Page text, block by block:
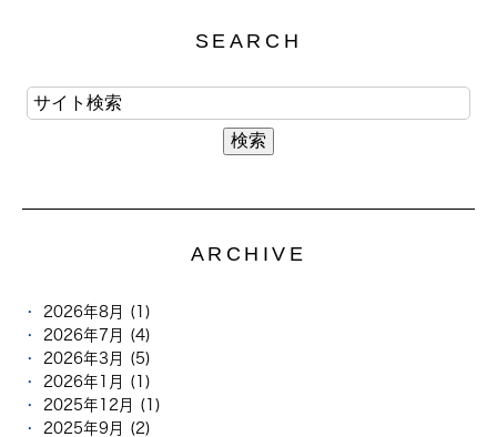
SEARCH
ARCHIVE
2026年8月 (1)
2026年7月 (4)
2026年3月 (5)
2026年1月 (1)
2025年12月 (1)
2025年9月 (2)